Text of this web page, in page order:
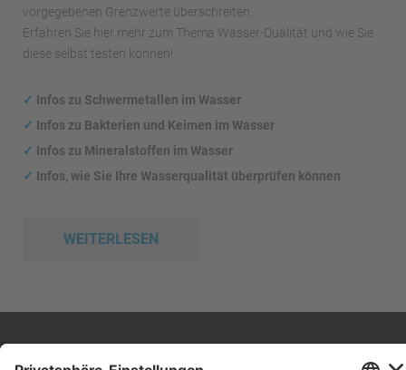
vorgegebenen Grenzwerte überschreiten.
Erfahren Sie hier mehr zum Thema Wasser-Qualität und wie Sie
diese selbst testen können!
✓ Infos zu Schwermetallen im Wasser
✓ Infos zu Bakterien und Keimen im Wasser
✓ Infos zu Mineralstoffen im Wasser
✓ Infos, wie Sie Ihre Wasserqualität überprüfen können
WEITERLESEN